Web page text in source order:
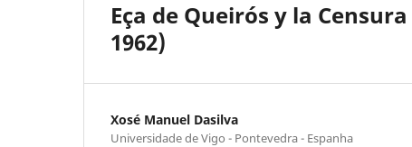
Eça de Queirós y la
1962)
Xosé Manuel Dasilva
Universidade de Vigo - Pontevedra - Espanha